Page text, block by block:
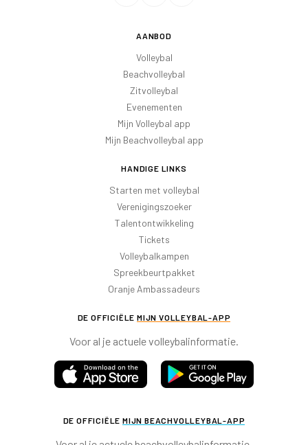
AANBOD
Volleybal
Beachvolleybal
Zitvolleybal
Evenementen
Mijn Volleybal app
Mijn Beachvolleybal app
HANDIGE LINKS
Starten met volleybal
Verenigingszoeker
Talentontwikkeling
Tickets
Volleybalkampen
Spreekbeurtpakket
Oranje Ambassadeurs
DE OFFICIËLE MIJN VOLLEYBAL-APP
Voor al je actuele volleybalinformatie.
DE OFFICIËLE MIJN BEACHVOLLEYBAL-APP